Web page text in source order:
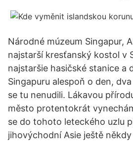
Národné múzeum Singapur,
najstarší kresťanský kostol v
najstaršie hasičské stanice a
Singapuru alespoň o den,
se tu nenudili. Lákavou
město protentokrát
se do tohoto leteckého uzlu
jihovýchodní Asie ještě